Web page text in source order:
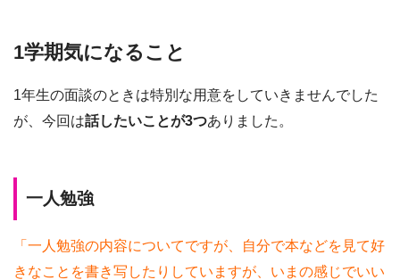
1学期気になること
1年生の面談のときは特別な用意をしていきませんでした
が、今回は話したいことが3つありました。
一人勉強
「一人勉強の内容についてですが、自分で本などを見て好
きなことを書き写したりしていますが、いまの感じでいい